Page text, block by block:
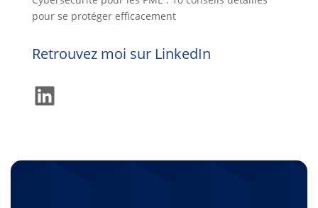
pour se protéger efficacement
Retrouvez moi sur LinkedIn
LinkedIn